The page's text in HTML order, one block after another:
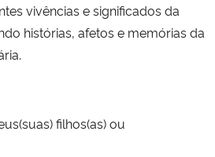
e dos Direitos Humanos
vivências e significados da
histórias, afetos e memórias da
filhos(as) ou